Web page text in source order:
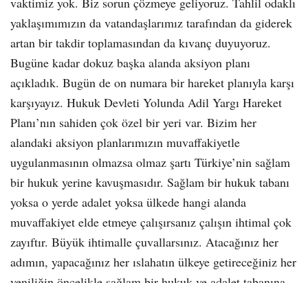
yaklaşımımızın da vatandaşlarımız tarafından da giderek
artan bir takdir toplamasından da kıvanç duyuyoruz.
Bugüne kadar dokuz başka alanda aksiyon planı
açıkladık. Bugün de on numara bir hareket planıyla karşı
karşıyayız. Hukuk Devleti Yolunda Adil Yargı Hareket
Planı’nın sahiden çok özel bir yeri var. Bizim her
alandaki aksiyon planlarımızın muvaffakiyetle
uygulanmasının olmazsa olmaz şartı Türkiye’nin sağlam
bir hukuk yerine kavuşmasıdır. Sağlam bir hukuk tabanı
yoksa o yerde adalet yoksa ülkede hangi alanda
muvaffakiyet elde etmeye çalışırsanız çalışın ihtimal çok
zayıftır. Büyük ihtimalle çuvallarsınız. Atacağınız her
adımın, yapacağınız her ıslahatın ülkeye getireceğiniz her